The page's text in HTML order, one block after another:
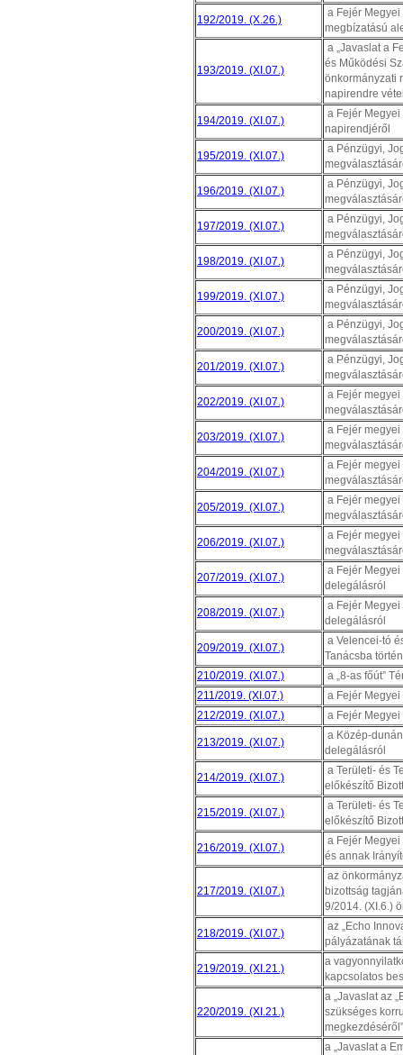
192/2019. (X.26.)
a Fejér
megbízatású
193/2019. (XI.07.)
a „Javaslat a
és Működési
önkormányzati
napirendre
194/2019. (XI.07.)
a Fejér
napirendjéről
195/2019. (XI.07.)
a Pénzügyi,
196/2019. (XI.07.)
a Pénzügyi,
197/2019. (XI.07.)
a Pénzügyi,
198/2019. (XI.07.)
a Pénzügyi,
199/2019. (XI.07.)
a Pénzügyi,
200/2019. (XI.07.)
a Pénzügyi,
201/2019. (XI.07.)
a Pénzügyi,
202/2019. (XI.07.)
a Fejér
203/2019. (XI.07.)
a Fejér
204/2019. (XI.07.)
a Fejér megyei
205/2019. (XI.07.)
a Fejér megyei
206/2019. (XI.07.)
a Fejér megyei
207/2019. (XI.07.)
a Fejér
delegálásról
208/2019. (XI.07.)
a Fejér
delegálásról
209/2019. (XI.07.)
a Velencei-tó
Tanácsba
210/2019. (XI.07.)
a „8-as főút”
211/2019. (XI.07.)
a Fejér
212/2019. (XI.07.)
a Fejér
213/2019. (XI.07.)
a Közép-
delegálásról
214/2019. (XI.07.)
a Területi- és
előkészítő
215/2019. (XI.07.)
a Területi- és
előkészítő
216/2019. (XI.07.)
a Fejér
és annak
217/2019. (XI.07.)
az
bizottság
9/2014. (XI.6.)
218/2019. (XI.07.)
az „Echo
pályázatának
219/2019. (XI.21.)
a
kapcsolatos
220/2019. (XI.21.)
a „Javaslat az
szükséges
a „Javaslat a